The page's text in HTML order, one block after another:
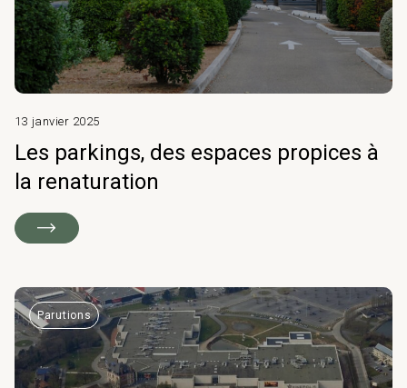
Programmation
& AMO projet
& AMO projet
Astrance –
Équipements publics
& culturels
Industrie & Transport
Logement Logistique
Carrières
13 janvier 2025
Les parkings, des espaces propices à
la renaturation
Parutions